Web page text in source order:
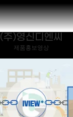
(주)영신디엔씨
제품홍보영상